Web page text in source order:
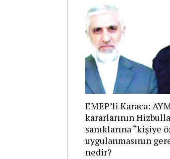
EMEP’li Karaca:
kararlarının
sanıklarına “kişiye
uygulanmasının
nedir?